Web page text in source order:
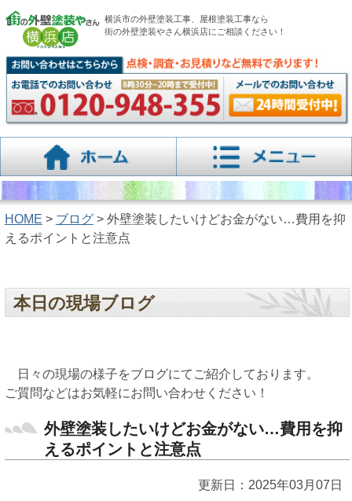
横浜市の外壁塗装工事、屋根塗装工事なら
街の外壁塗装やさん横浜店にご相談ください！
HOME > ブログ> 外壁塗装したいけどお金がない…費用を抑
えるポイントと注意点
本日の現場ブログ
日々の現場の様子をブログにてご紹介しております。
ご質問などはお気軽にお問い合わせください！
外壁塗装したいけどお金がない…費用を抑
えるポイントと注意点
更新日：2025年03月07日